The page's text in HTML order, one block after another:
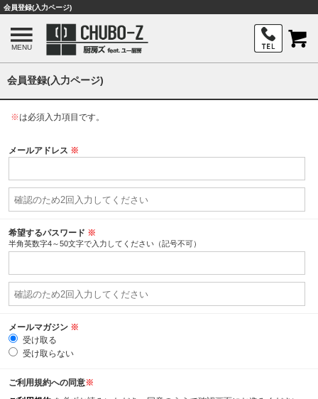
会員登録(入力ページ)
MENU
会員登録(入力ページ)
※は必須入力項目です。
メールアドレス ※
希望するパスワード ※
半角英数字4～50文字で入力してください（記号不可）
メールマガジン ※
受け取る
受け取らない
ご利用規約への同意※